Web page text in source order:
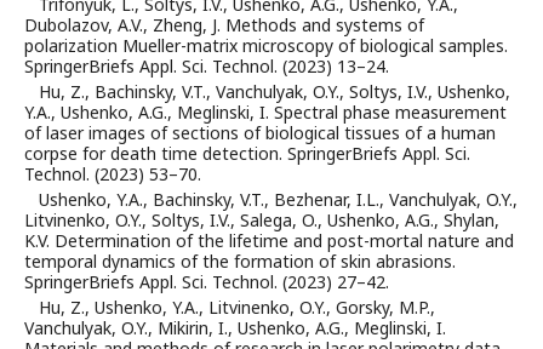
Dubolazov, A.V., Zheng, J. Methods and systems of
polarization Mueller-matrix microscopy of biological samples.
SpringerBriefs Appl. Sci. Technol. (2023) 13–24.
Hu, Z., Bachinsky, V.T., Vanchulyak, O.Y., Soltys, I.V., Ushenko,
Y.A., Ushenko, A.G., Meglinski, I. Spectral phase measurement
of laser images of sections of biological tissues of a human
corpse for death time detection. SpringerBriefs Appl. Sci.
Technol. (2023) 53–70.
Ushenko, Y.A., Bachinsky, V.T., Bezhenar, I.L., Vanchulyak, O.Y.,
Litvinenko, O.Y., Soltys, I.V., Salega, O., Ushenko, A.G., Shylan,
K.V. Determination of the lifetime and post-mortal nature and
temporal dynamics of the formation of skin abrasions.
SpringerBriefs Appl. Sci. Technol. (2023) 27–42.
Hu, Z., Ushenko, Y.A., Litvinenko, O.Y., Gorsky, M.P.,
Vanchulyak, O.Y., Mikirin, I., Ushenko, A.G., Meglinski, I.